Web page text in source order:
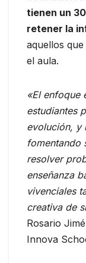
tienen un
retener la
aquellos
el aula.
«El enfoque
estudiantes
evolución, y
fomentando
resolver
enseñanza
vivenciales
creativa de
Rosario
Innova